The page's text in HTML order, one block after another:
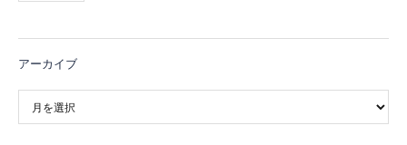
アーカイブ
ー